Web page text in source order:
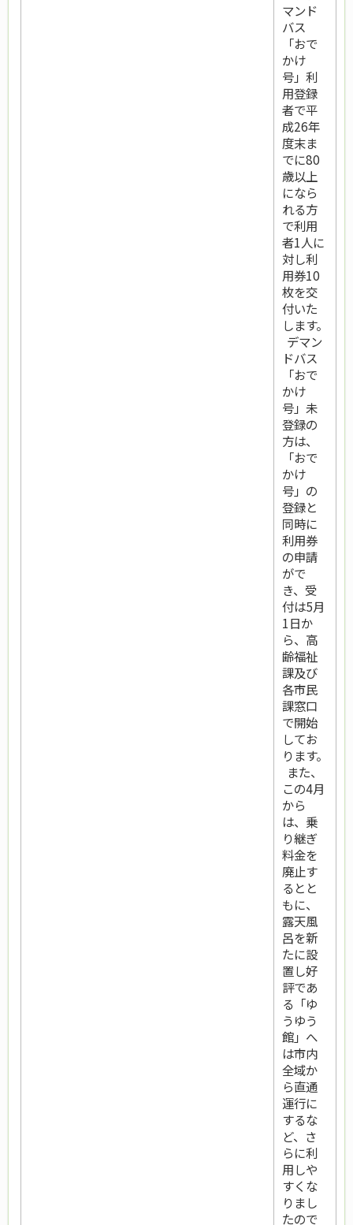
マンド
バス
「おで
かけ
号」利
用登録
者で平
成26年
度末ま
でに80
歳以上
になら
れる方
で利用
者1人に
対し利
用券10
枚を交
付いた
します。
デマン
ドバス
「おで
かけ
号」未
登録の
方は、
「おで
かけ
号」の
登録と
同時に
利用券
の申請
がで
き、受
付は5月
1日か
ら、高
齢福祉
課及び
各市民
課窓口
で開始
してお
ります。
また、
この4月
から
は、乗
り継ぎ
料金を
廃止す
るとと
もに、
露天風
呂を新
たに設
置し好
評であ
る「ゆ
うゆう
館」へ
は市内
全域か
ら直通
運行に
するな
ど、さ
らに利
用しや
すくな
りまし
たので